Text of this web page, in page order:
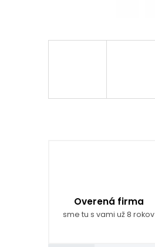
Overená firma
sme tu s vami už 8 rokov